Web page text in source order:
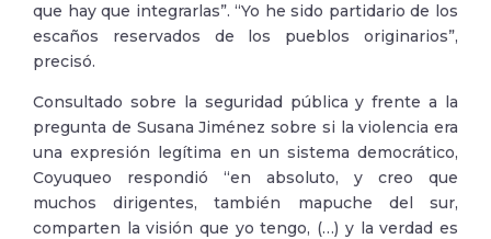
que hay que integrarlas”. “Yo he sido partidario de los
escaños reservados de los pueblos originarios”,
precisó.
Consultado sobre la seguridad pública y frente a la
pregunta de Susana Jiménez sobre si la violencia era
una expresión legítima en un sistema democrático,
Coyuqueo respondió “en absoluto, y creo que
muchos dirigentes, también mapuche del sur,
comparten la visión que yo tengo, (…) y la verdad es